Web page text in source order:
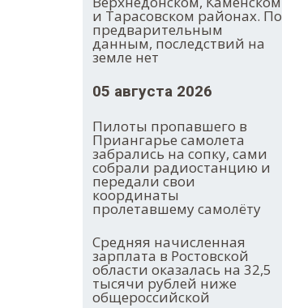
и Тарасовском районах. По
предварительным
данным, последствий на
земле нет
05 августа 2026
Пилоты пропавшего в
Приангарье самолета
забрались на сопку, сами
собрали радиостанцию и
передали свои
координаты
пролетавшему самолёту
Средняя начисленная
зарплата в Ростовской
области оказалась на 32,5
тысячи рублей ниже
общероссийской